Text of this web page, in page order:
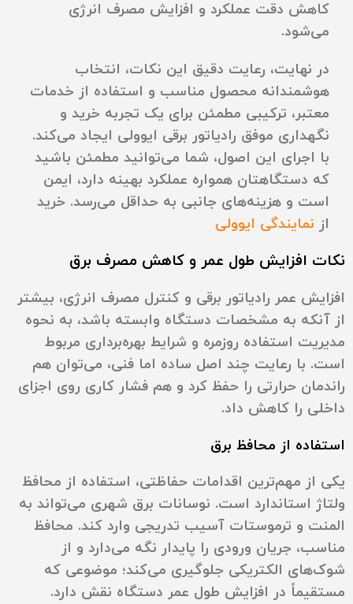
کاهش دقت عملکرد و افزایش مصرف انرژی
می‌شود.
در نهایت، رعایت دقیق این نکات، انتخاب
هوشمندانه محصول مناسب و استفاده از خدمات
معتبر، ترکیبی مطمئن برای یک تجربه خرید و
نگهداری موفق رادیاتور برقی ایوولی ایجاد می‌کند.
با اجرای این اصول، شما می‌توانید مطمئن باشید
که دستگاهتان همواره عملکرد بهینه دارد، ایمن
است و هزینه‌های جانبی به حداقل می‌رسد. خرید
از نمایندگی ایوولی
نکات افزایش طول عمر و کاهش مصرف برق
افزایش عمر رادیاتور برقی و کنترل مصرف انرژی، بیشتر
از آنکه به مشخصات دستگاه وابسته باشد، به نحوه
مدیریت استفاده روزمره و شرایط بهره‌برداری مربوط
است. با رعایت چند اصل ساده اما فنی، می‌توان هم
راندمان حرارتی را حفظ کرد و هم فشار کاری روی اجزای
داخلی را کاهش داد.
استفاده از محافظ برق
یکی از مهم‌ترین اقدامات حفاظتی، استفاده از محافظ
ولتاژ استاندارد است. نوسانات برق شهری می‌تواند به
المنت و ترموستات آسیب تدریجی وارد کند. محافظ
مناسب، جریان ورودی را پایدار نگه می‌دارد و از
شوک‌های الکتریکی جلوگیری می‌کند؛ موضوعی که
مستقیماً در افزایش طول عمر دستگاه نقش دارد.